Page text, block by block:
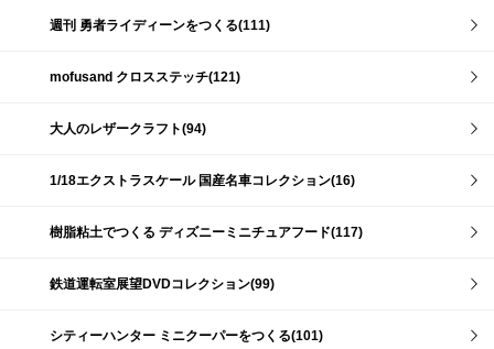
週刊 勇者ライディーンをつくる(111)
mofusand クロスステッチ(121)
大人のレザークラフト(94)
1/18エクストラスケール 国産名車コレクション(16)
樹脂粘土でつくる ディズニーミニチュアフード(117)
鉄道運転室展望DVDコレクション(99)
シティーハンター ミニクーパーをつくる(101)